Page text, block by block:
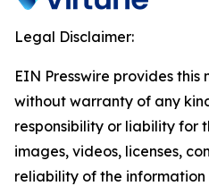
Legal Disclaimer:
EIN Presswire provides this
without warranty of any
responsibility or liability for
images, videos, licenses,
reliability of the